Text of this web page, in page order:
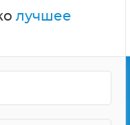
лучшее